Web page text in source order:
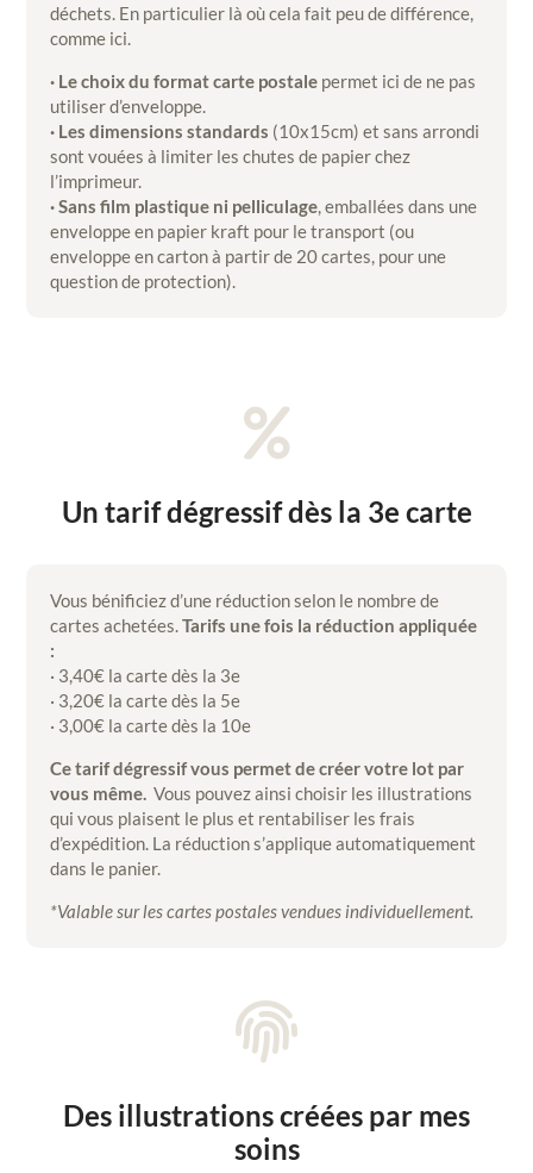
déchets. En particulier là où cela fait peu de différence,
comme ici.
· Le choix du format carte postale permet ici de ne pas
utiliser d’enveloppe.
· Les dimensions standards (10x15cm) et sans arrondi
sont vouées à limiter les chutes de papier chez
l’imprimeur.
· Sans film plastique ni pelliculage, emballées dans une
enveloppe en papier kraft pour le transport (ou
enveloppe en carton à partir de 20 cartes, pour une
question de protection).

Un tarif dégressif dès la 3e carte
Vous bénificiez d’une réduction selon le nombre de
cartes achetées.Tarifs une fois la réduction appliquée
:
· 3,40€ la carte dès la 3e
· 3,20€ la carte dès la 5e
· 3,00€ la carte dès la 10e
Ce tarif dégressif vous permet de créer votre lot par
vous même. Vous pouvez ainsi choisir les illustrations
qui vous plaisent le plus et rentabiliser les frais
d’expédition. La réduction s’applique automatiquement
dans le panier.
*Valable sur les cartes postales vendues individuellement.

Des illustrations créées par mes
soins